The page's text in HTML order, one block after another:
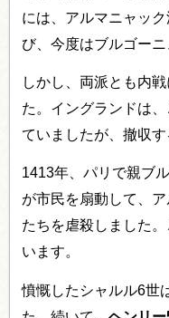
には、アルマニャッ
び、今度はブルゴーニ
しかし、両派とも内
た。イングランドは
ていましたが、撤収す
1413年、パリで親ブ
が市民を扇動して、
たちを虐殺しました
います。
憤慨したシャルル6世